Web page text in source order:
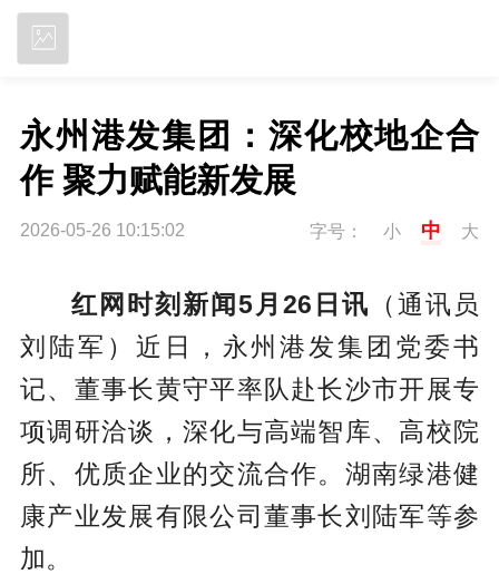
永州港发集团：深化校地企合
作 聚力赋能新发展
2026-05-26 10:15:02 字号： 小 中 大
红网时刻新闻5月26日讯 （通讯员
刘陆军）近日，永州港发集团党委书
记、董事长黄守平率队赴长沙市开展专
项调研洽谈，深化与高端智库、高校院
所、优质企业的交流合作。湖南绿港健
康产业发展有限公司董事长刘陆军等参
加。